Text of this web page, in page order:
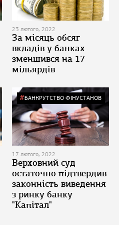
23 лютого, 2022
За місяць обсяг
вкладів у банках
зменшився на 17
мільярдів
БАНКРУТСТВО ФІНУСТАНОВ
17 лютого, 2022
Верховний суд
остаточно підтвердив
законність виведення
з ринку банку
"Капітал"